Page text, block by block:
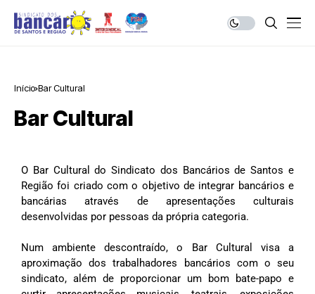
Início Bar Cultural
Bar Cultural
O Bar Cultural do Sindicato dos Bancários de Santos e
Região foi criado com o objetivo de integrar bancários e
bancárias através de apresentações culturais
desenvolvidas por pessoas da própria categoria.
Num ambiente descontraído, o Bar Cultural visa a
aproximação dos trabalhadores bancários com o seu
sindicato, além de proporcionar um bom bate-papo e